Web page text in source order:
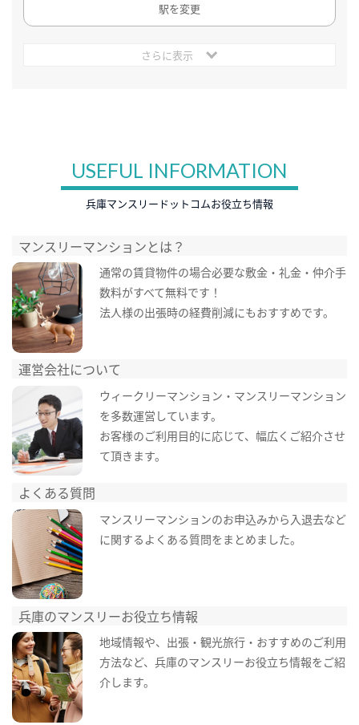
駅を変更
さらに表示
USEFUL INFORMATION
兵庫マンスリードットコムお役立ち情報
マンスリーマンションとは？
通常の賃貸物件の場合必要な敷金・礼金・仲介手
数料がすべて無料です！
法人様の出張時の経費削減にもおすすめです。
運営会社について
ウィークリーマンション・マンスリーマンション
を多数運営しています。
お客様のご利用目的に応じて、幅広くご紹介させ
て頂きます。
よくある質問
マンスリーマンションのお申込みから入退去など
に関するよくある質問をまとめました。
兵庫のマンスリーお役立ち情報
地域情報や、出張・観光旅行・おすすめのご利用
方法など、兵庫のマンスリーお役立ち情報をご紹
介します。